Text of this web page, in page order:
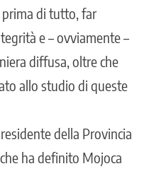
prima di tutto, far
e – ovviamente –
diffusa, oltre che
allo studio di queste
della Provincia
che ha definito Mojoca